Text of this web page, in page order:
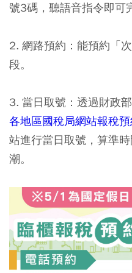
號3碼，聽語音指令即可
2. 網路預約： 能預約「
段。
3. 當日取號： 透過財政
各地區國稅局網站報稅
站進行當日取號，算準
潮。